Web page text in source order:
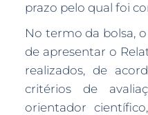
prazo pelo qual foi
No termo da bolsa,
de apresentar o
realizados, de
critérios de
orientador